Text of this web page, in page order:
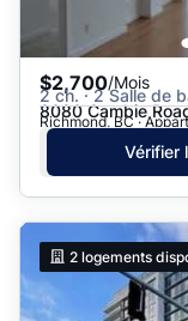
$2,700/Mois
2 ch. · 2 Salle de
8080 Cambie
Richmond, BC ·
Vérifier
2 logements